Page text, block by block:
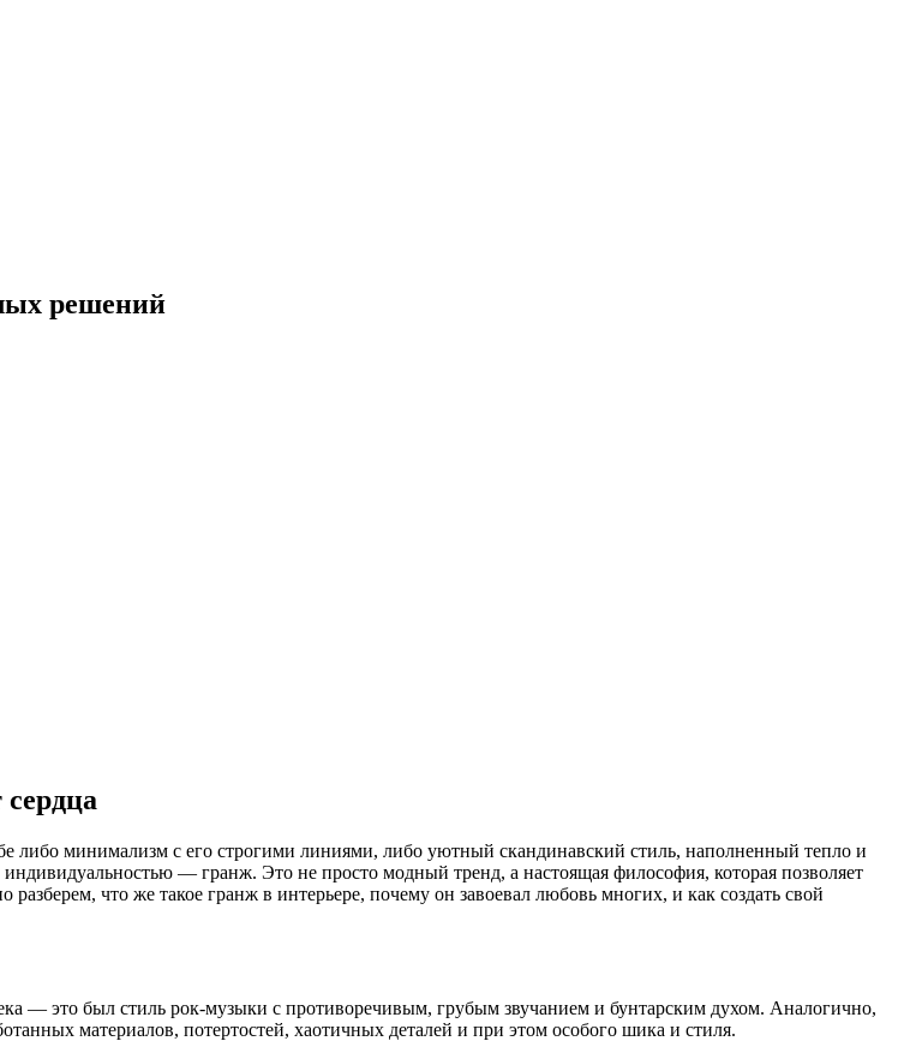
решений
либо минимализм с его строгими линиями, либо уютный скандинавский стиль, наполненный тепло и
— гранж. Это не просто модный тренд, а настоящая философия, которая позволяет
что же такое гранж в интерьере, почему он завоевал любовь многих, и как создать свой
— это был стиль рок-музыки с противоречивым, грубым звучанием и бунтарским духом. Аналогично,
материалов, потертостей, хаотичных деталей и при этом особого шика и стиля.